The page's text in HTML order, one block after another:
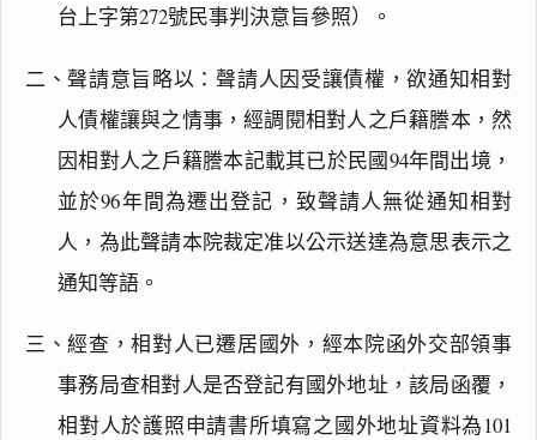
台上字第272號民事判決意旨參照）。
二、聲請意旨略以：聲請人因受讓債權，欲通知相對
人債權讓與之情事，經調閱相對人之戶籍謄本，然
因相對人之戶籍謄本記載其已於民國94年間出境，
並於96年間為遷出登記，致聲請人無從通知相對
人，為此聲請本院裁定准以公示送達為意思表示之
通知等語。
三、經查，相對人已遷居國外，經本院函外交部領事
事務局查相對人是否登記有國外地址，該局函覆，
相對人於護照申請書所填寫之國外地址資料為101